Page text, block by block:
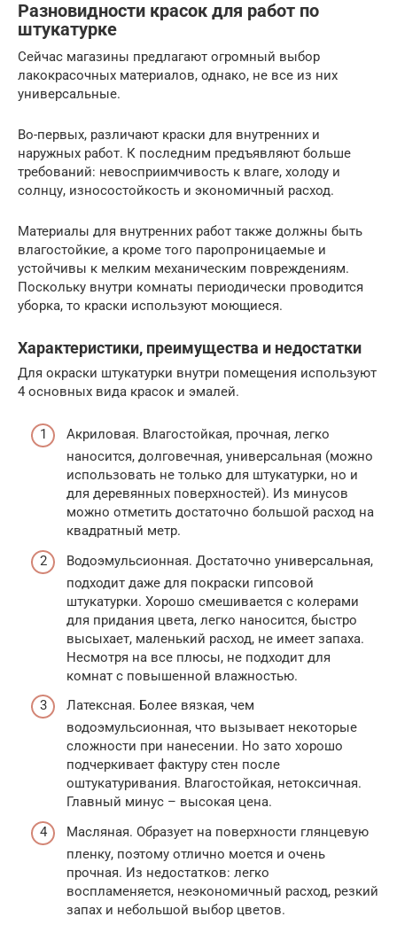
Разновидности красок для работ по
штукатурке
Сейчас магазины предлагают огромный выбор
лакокрасочных материалов, однако, не все из них
универсальные.
Во-первых, различают краски для внутренних и
наружных работ. К последним предъявляют больше
требований: невосприимчивость к влаге, холоду и
солнцу, износостойкость и экономичный расход.
Материалы для внутренних работ также должны быть
влагостойкие, а кроме того паропроницаемые и
устойчивы к мелким механическим повреждениям.
Поскольку внутри комнаты периодически проводится
уборка, то краски используют моющиеся.
Характеристики, преимущества и недостатки
Для окраски штукатурки внутри помещения используют
4 основных вида красок и эмалей.
Акриловая. Влагостойкая, прочная, легко
наносится, долговечная, универсальная (можно
использовать не только для штукатурки, но и
для деревянных поверхностей). Из минусов
можно отметить достаточно большой расход на
квадратный метр.
Водоэмульсионная. Достаточно универсальная,
подходит даже для покраски гипсовой
штукатурки. Хорошо смешивается с колерами
для придания цвета, легко наносится, быстро
высыхает, маленький расход, не имеет запаха.
Несмотря на все плюсы, не подходит для
комнат с повышенной влажностью.
Латексная. Более вязкая, чем
водоэмульсионная, что вызывает некоторые
сложности при нанесении. Но зато хорошо
подчеркивает фактуру стен после
оштукатуривания. Влагостойкая, нетоксичная.
Главный минус – высокая цена.
Масляная. Образует на поверхности глянцевую
пленку, поэтому отлично моется и очень
прочная. Из недостатков: легко
воспламеняется, неэкономичный расход, резкий
запах и небольшой выбор цветов.